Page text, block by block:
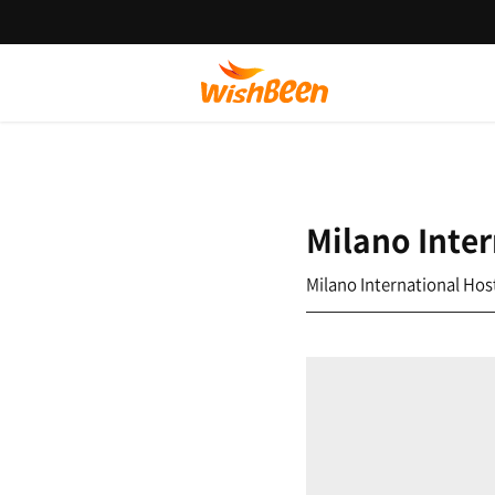
Milano
Milano International